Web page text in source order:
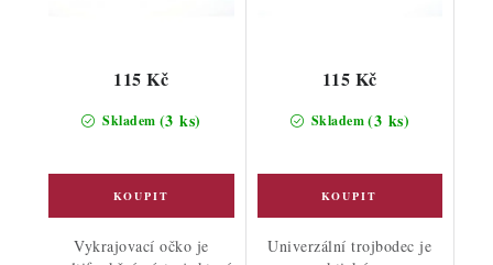
Skladem (3 ks)
115 Kč
Vykrajovací očko je
Skladem(3 ks)
115 Kč
Univerzální trojbodec je